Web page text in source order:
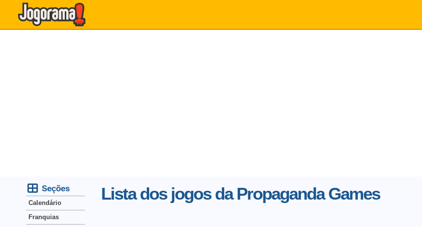
Lista dos jogos da Propaganda Games
Seções
Calendário
Franquias